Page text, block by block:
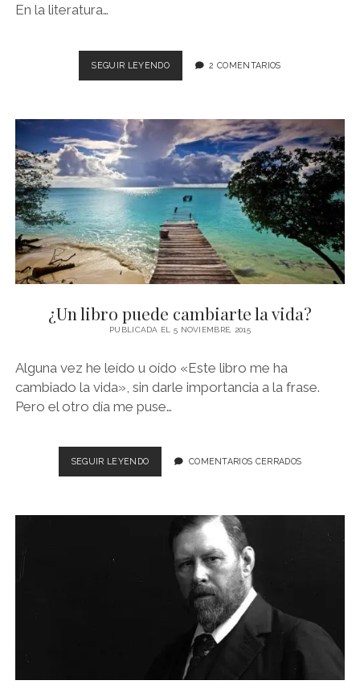
En la literatura…
SEGUIR LEYENDOLO
QUE
GUSTA
ENCONTRAR
EN
LIBRO
2 COMENTARIOS
¿Un libro puede cambiarte la vida?
PUBLICADA EL 5 NOVIEMBRE, 2015
Alguna vez he leído u oído «Este libro me ha
cambiado la vida», sin darle importancia a la frase.
Pero el otro día me puse…
SEGUIR LEYENDO¿UN
LIBRO
COMENTARIOS CERRADOS